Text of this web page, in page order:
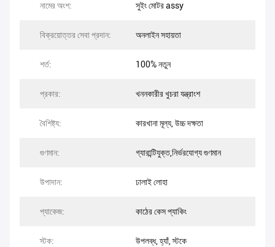
নামের অংশ: সুইং মোটর assy
বিক্রয়োত্তর সেবা প্রদান: অনলাইন সহায়তা
শর্ত: 100% নতুন
প্রকার: খননকারীর খুচরা যন্ত্রাংশ
বৈশিষ্ট্য: কারখানা মূল্য, উচ্চ দক্ষতা
গুণমান: গ্যারান্টিযুক্ত,নির্ভরযোগ্য গুণমান
উপাদান: ঢালাই লোহা
প্যাকেজ: কাঠের কেস প্যাকিং
স্টক: উপলব্ধ, হ্যাঁ, স্টকে